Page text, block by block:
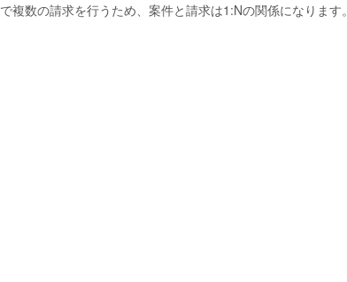
数の請求を行うため、案件と請求は1:Nの関係になります。